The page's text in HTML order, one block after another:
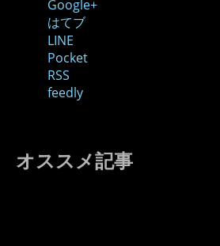
Google+
はてブ
LINE
Pocket
RSS
feedly
オススメ記事